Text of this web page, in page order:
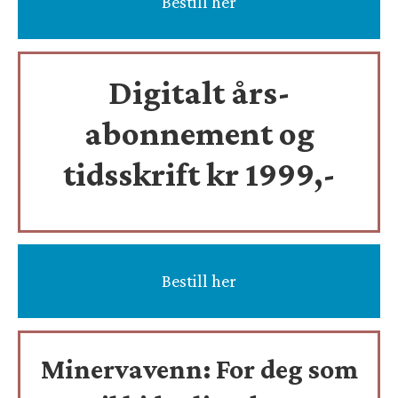
Digitalt års-
abonnement og
tidsskriftkr 1999,-
Bestill her
Minervavenn: For deg som